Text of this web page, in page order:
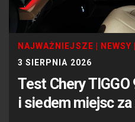
NAJWAŻNIEJSZE NEWSY
3 SIERPNIA 2026
Test Chery TIGGO
i siedem miejsc za